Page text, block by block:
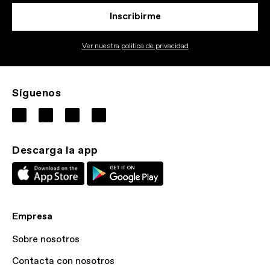
Inscribirme
Ver nuestra politica de privacidad
Síguenos
Descarga la app
Empresa
Sobre nosotros
Contacta con nosotros